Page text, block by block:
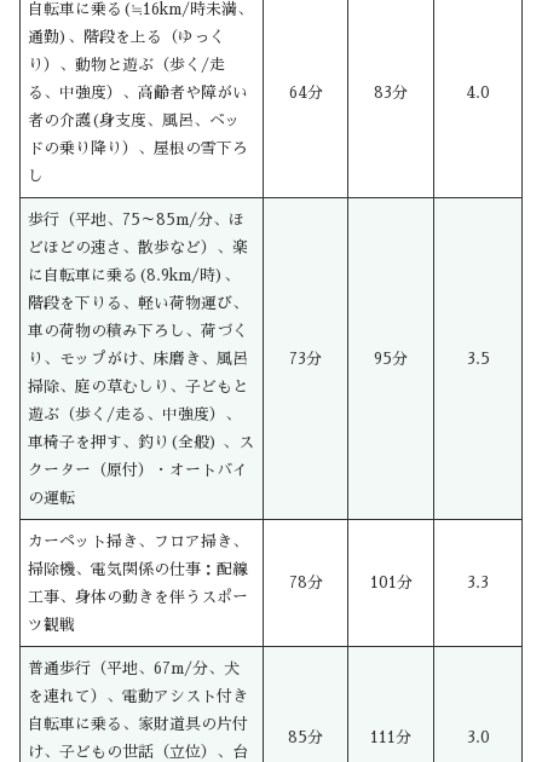
自転車に乗る(≒16km/時未満、
通勤)、階段を上る（ゆっく
り）、動物と遊ぶ（歩く/走
る、中強度）、高齢者や障がい
者の介護(身支度、風呂、ベッ
ドの乗り降り）、屋根の雪下ろ
し
64分 83分 4.0
歩行（平地、75～85m/分、ほ
どほどの速さ、散歩など）、楽
に自転車に乗る(8.9km/時)、
階段を下りる、軽い荷物運び、
車の荷物の積み下ろし、荷づく
り、モップがけ、床磨き、風呂
掃除、庭の草むしり、子どもと
遊ぶ（歩く/走る、中強度）、
車椅子を押す、釣り(全般) 、ス
クーター（原付）・オートバイ
の運転
73分 95分 3.5
カーペット掃き、フロア掃き、
掃除機、電気関係の仕事：配線
工事、身体の動きを伴うスポー
ツ観戦
78分 101分 3.3
普通歩行（平地、67m/分、犬
を連れて）、電動アシスト付き
自転車に乗る、家財道具の片付
け、子どもの世話（立位）、台
85分 111分 3.0